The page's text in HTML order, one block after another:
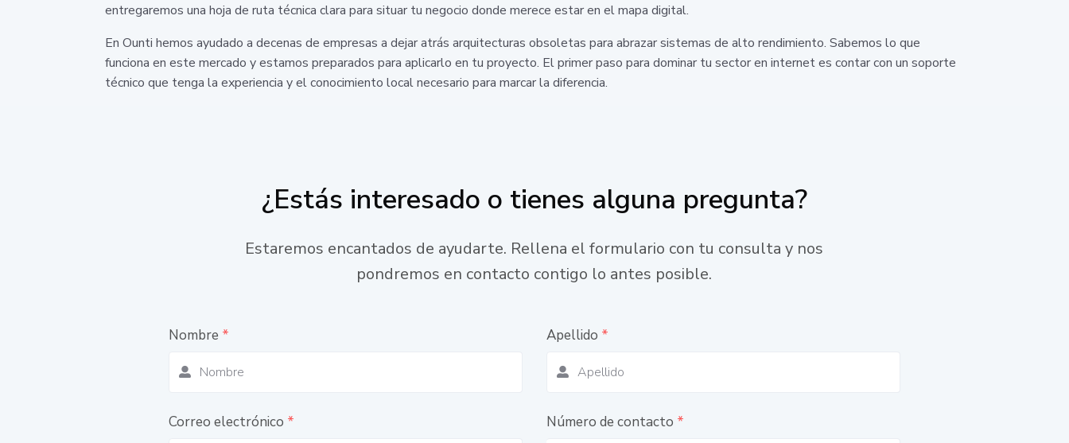
entregaremos una hoja de ruta técnica clara para situar tu negocio donde merece estar en el mapa digital.
En Ounti hemos ayudado a decenas de empresas a dejar atrás arquitecturas obsoletas para abrazar sistemas de alto rendimiento. Sabemos lo que
funciona en este mercado y estamos preparados para aplicarlo en tu proyecto. El primer paso para dominar tu sector en internet es contar con un soporte
técnico que tenga la experiencia y el conocimiento local necesario para marcar la diferencia.
¿Estás interesado o tienes alguna pregunta?
Estaremos encantados de ayudarte. Rellena el formulario con tu consulta y nos
pondremos en contacto contigo lo antes posible.
Nombre * Apellido *
Correo electrónico * Número de contacto *